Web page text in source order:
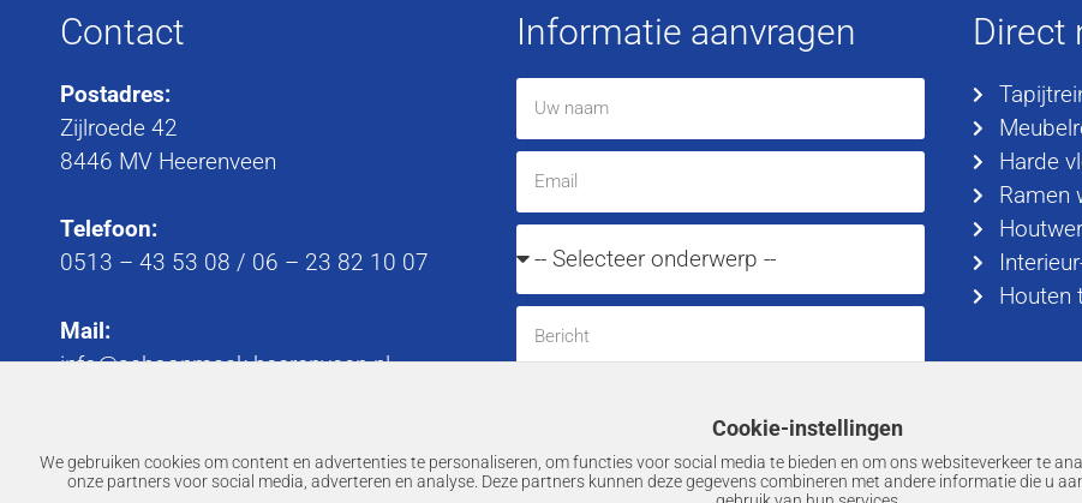
Contact
Postadres:
Zijlroede 42
8446 MV Heerenveen
Telefoon:
0513 – 43 53 08 / 06 – 23 82 10 07
Mail:
info@schoonmaak-heerenveen.nl
Informatie aanvragen
Verzenden
Direct
Harde
Ramen
Houten
Cookie-instellingen
We gebruiken cookies om content en advertenties te personaliseren, om functies voor social media te bieden en om ons websiteverkeer te
onze partners voor social media, adverteren en analyse. Deze partners kunnen deze gegevens combineren met andere informatie die u